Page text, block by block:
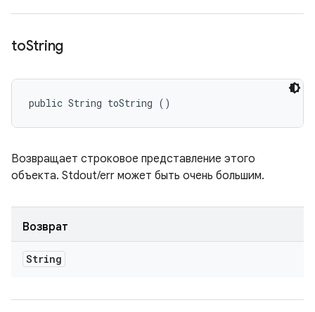
toString
public String toString ()
Возвращает строковое представление этого
объекта. Stdout/err может быть очень большим.
Возврат
String